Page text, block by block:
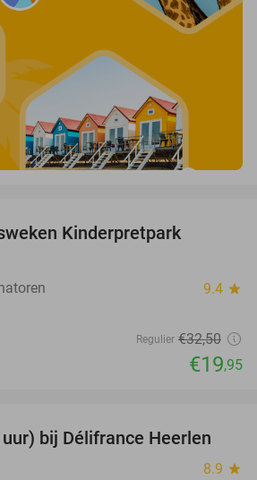
Kinderpretpark
9.4 star
Regulier €32,50
€19,95
31%
bij Délifrance Heerlen
8.9 star